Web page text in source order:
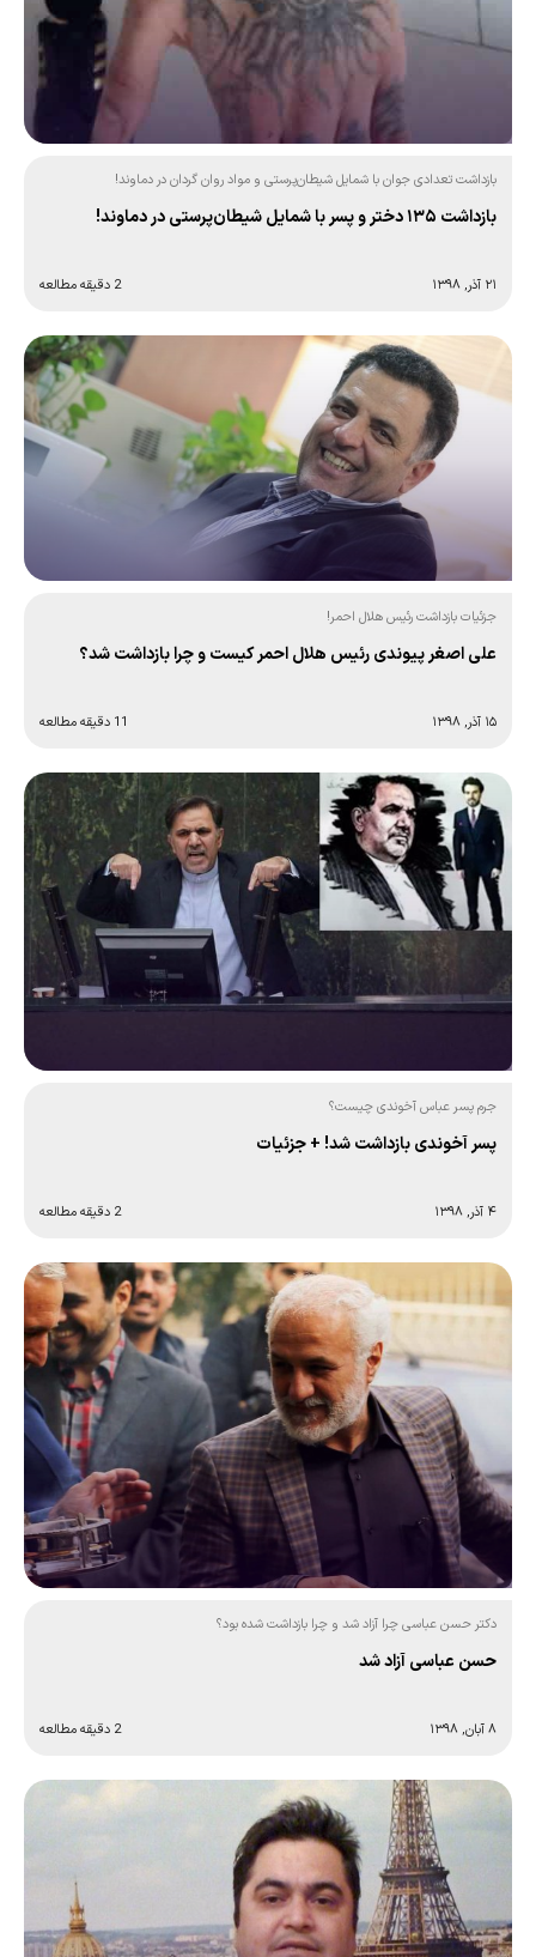
بازداشت تعدادی جوان با شمایل شیطان‌پرستی و مواد روان گردان در دماوند!
بازداشت ۱۳۵ دختر و پسر با شمایل شیطان‌پرستی در دماوند!
۲۱ آذر, ۱۳۹۸ 2 دقیقه مطالعه
جزئیات بازداشت رئیس هلال احمر!
علی اصغر پیوندی رئیس هلال احمر کیست و چرا بازداشت شد؟
۱۵ آذر, ۱۳۹۸ 11 دقیقه مطالعه
جرم پسر عباس آخوندی چیست؟
پسر آخوندی بازداشت شد! + جزئیات
۴ آذر, ۱۳۹۸ 2 دقیقه مطالعه
دکتر حسن عباسی چرا آزاد شد و چرا بازداشت شده بود؟
حسن عباسی آزاد شد
۸ آبان, ۱۳۹۸ 2 دقیقه مطالعه